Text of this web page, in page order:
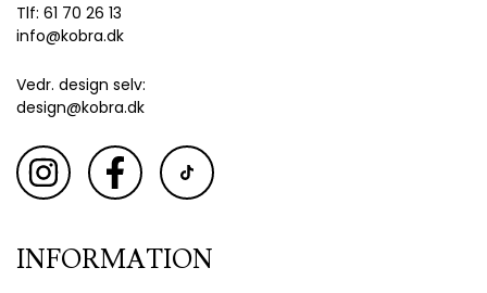
Tlf: 61 70 26 13
info@kobra.dk
Vedr. design selv:
design@kobra.dk
INFORMATION